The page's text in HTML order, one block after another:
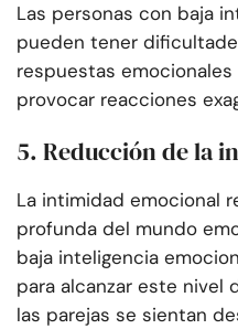
Las personas con baja
pueden tener
respuestas
provocar reacciones
5. Reducción de la
La intimidad emocional
profunda del mundo
baja inteligencia
para alcanzar este nivel
las parejas se sientan